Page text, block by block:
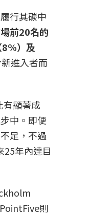
行其碳中
前20名的
）及
進入者而
有顯著成
中。即便
足，不過
25年內達目
則